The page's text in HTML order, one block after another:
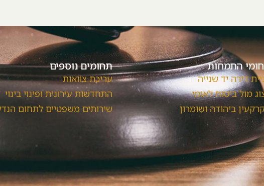
התמחות
דירה יד שנייה
מול ביטוח לאומי
ביהודה ושומרון
תחומים נוספים
עריכת צוואות
התחדשות עירונית ופינוי בינוי
שירותים משפטיים לתחום